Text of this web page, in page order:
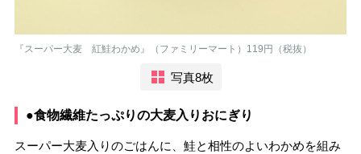
『スーパー大麦 紅鮭わかめ』（ファミリーマート）119円（税抜）
写真8枚
●食物繊維たっぷりの大麦入りおにぎり
スーパー大麦入りのごはんに、鮭と相性のよいわかめを組み